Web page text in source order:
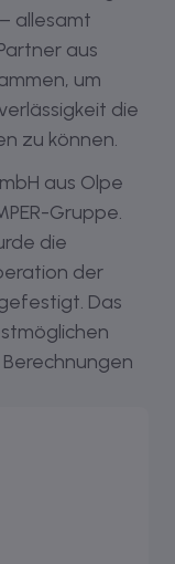
allesamt
aus
um
die
zu können.
aus Olpe
Gruppe.
die
der
Das